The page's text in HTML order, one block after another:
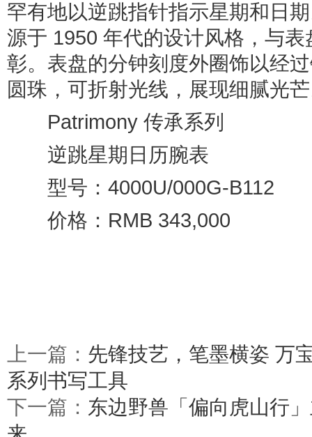
罕有地以逆跳指针指示星期和日
源于 1950 年代的设计风格，与
彰。表盘的分钟刻度外圈饰以经
圆珠，可折射光线，展现细腻光
Patrimony 传承系列
逆跳星期日历腕表
型号：4000U/000G-B112
价格：RMB 343,000
上一篇： 先锋技艺，笔墨横姿 万
系列书写工具
下一篇： 东边野兽「偏向虎山行